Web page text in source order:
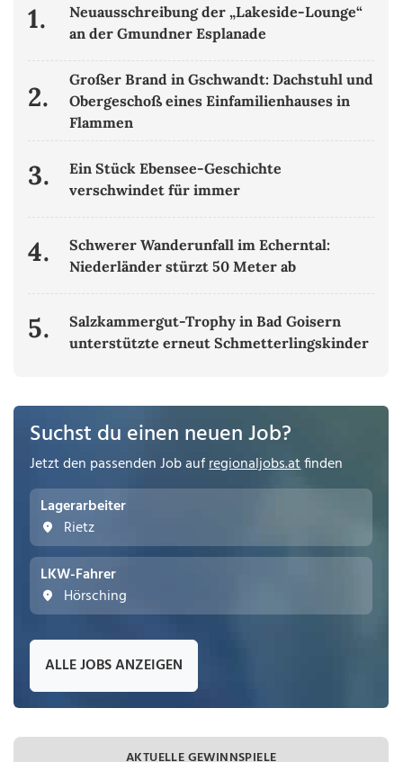
1.
Neuausschreibung der „Lakeside-Lounge“
an der Gmundner Esplanade
2.
Großer Brand in Gschwandt: Dachstuhl und
Obergeschoß eines Einfamilienhauses in
Flammen
3.
Ein Stück Ebensee-Geschichte
verschwindet für immer
4.
Schwerer Wanderunfall im Echerntal:
Niederländer stürzt 50 Meter ab
5.
Salzkammergut-Trophy in Bad Goisern
unterstützte erneut Schmetterlingskinder
Suchst du einen neuen Job?
Jetzt den passenden Job aufregionaljobs.atfinden
Lagerarbeiter
Rietz
LKW-Fahrer
Hörsching
ALLE JOBS ANZEIGEN
AKTUELLE GEWINNSPIELE